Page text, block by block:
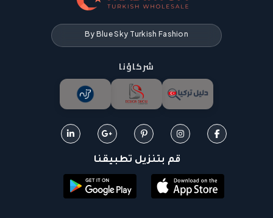
By Blue Sky Turkish Fashion
شركاؤنا
قم بتنزيل تطبيقنا